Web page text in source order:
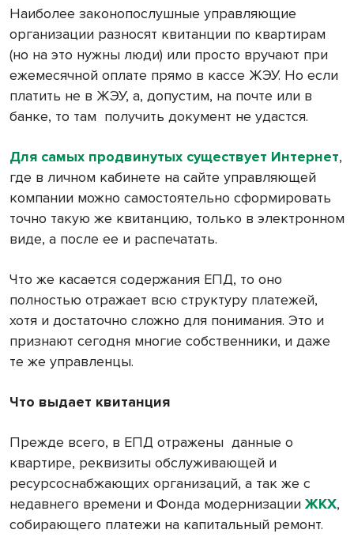
Наиболее законопослушные управляющие
организации разносят квитанции по квартирам
(но на это нужны люди) или просто вручают при
ежемесячной оплате прямо в кассе ЖЭУ. Но если
платить не в ЖЭУ, а, допустим, на почте или в
банке, то там получить документ не удастся.
Для самых продвинутых существует Интернет,
где в личном кабинете на сайте управляющей
компании можно самостоятельно сформировать
точно такую же квитанцию, только в электронном
виде, а после ее и распечатать.
Что же касается содержания ЕПД, то оно
полностью отражает всю структуру платежей,
хотя и достаточно сложно для понимания. Это и
признают сегодня многие собственники, и даже
те же управленцы.
Что выдает квитанция
Прежде всего, в ЕПД отражены данные о
квартире, реквизиты обслуживающей и
ресурсоснабжающих организаций, а так же с
недавнего времени и Фонда модернизации ЖКХ,
собирающего платежи на капитальный ремонт.